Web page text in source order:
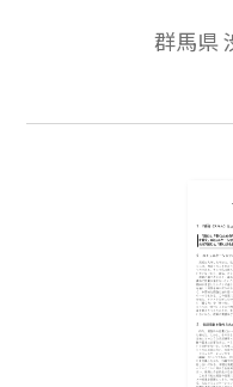
とはどういうこ
「羅生門」に書
群馬県